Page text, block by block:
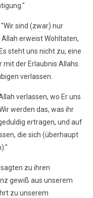
sind (zwar) nur
erweist Wohltaten,
steht uns nicht zu, eine
der Erlaubnis Allahs.
verlassen.
verlassen, wo Er uns
werden das, was ihr
ertragen, und auf
die sich (überhaupt
zu ihren
gewiß aus unserem
zu unserem